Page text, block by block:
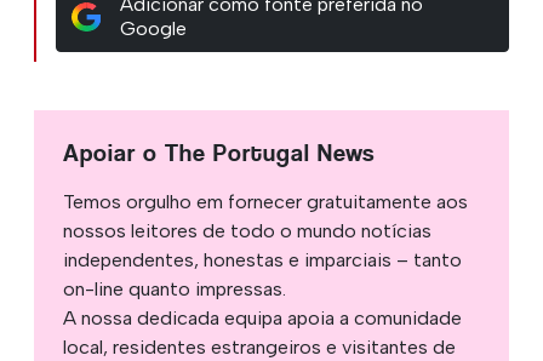
Google
Apoiar o The Portugal News
Temos orgulho em fornecer gratuitamente aos
nossos leitores de todo o mundo notícias
independentes, honestas e imparciais – tanto
on-line quanto impressas.
A nossa dedicada equipa apoia a comunidade
local, residentes estrangeiros e visitantes de